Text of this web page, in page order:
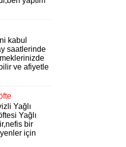
kabul
saatlerinde
ve afiyetle
Yağlı
Yağlı
bir
için